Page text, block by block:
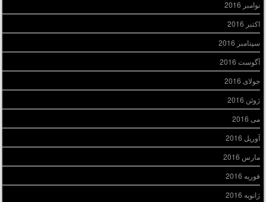
نوامبر 2016
اکتبر 2016
سپتامبر 2016
آگوست 2016
جولای 2016
ژوئن 2016
می 2016
آوریل 2016
مارس 2016
فوریه 2016
ژانویه 2016